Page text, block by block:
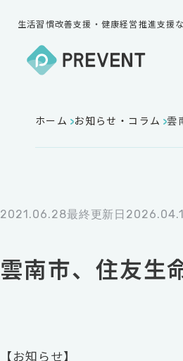
生活習慣改善支援・健康経営推進支援
ホーム お知らせ・コラム 雲
2021.06.28最終更新日
雲南市、住友生
【お知らせ】